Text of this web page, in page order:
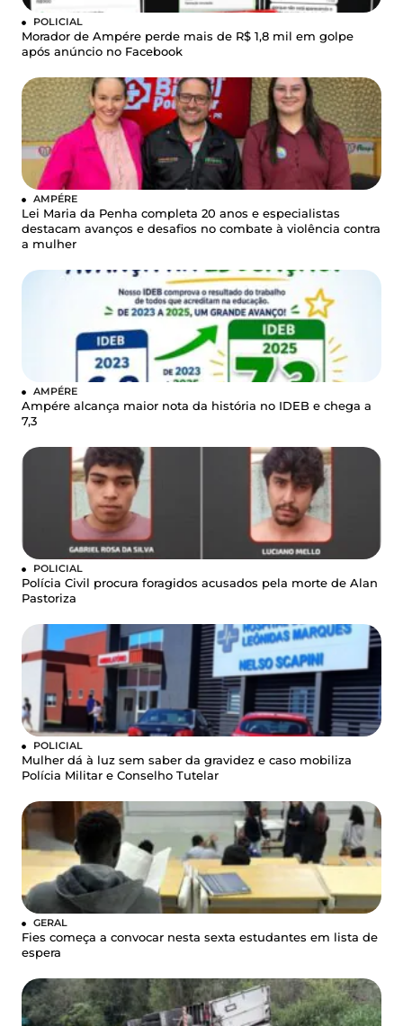
POLICIAL
Morador de Ampére perde mais de R$ 1,8 mil em golpe
após anúncio no Facebook
AMPÉRE
Lei Maria da Penha completa 20 anos e especialistas
destacam avanços e desafios no combate à violência contra
a mulher
AMPÉRE
Ampére alcança maior nota da história no IDEB e chega a
7,3
POLICIAL
Polícia Civil procura foragidos acusados pela morte de Alan
Pastoriza
POLICIAL
Mulher dá à luz sem saber da gravidez e caso mobiliza
Polícia Militar e Conselho Tutelar
GERAL
Fies começa a convocar nesta sexta estudantes em lista de
espera